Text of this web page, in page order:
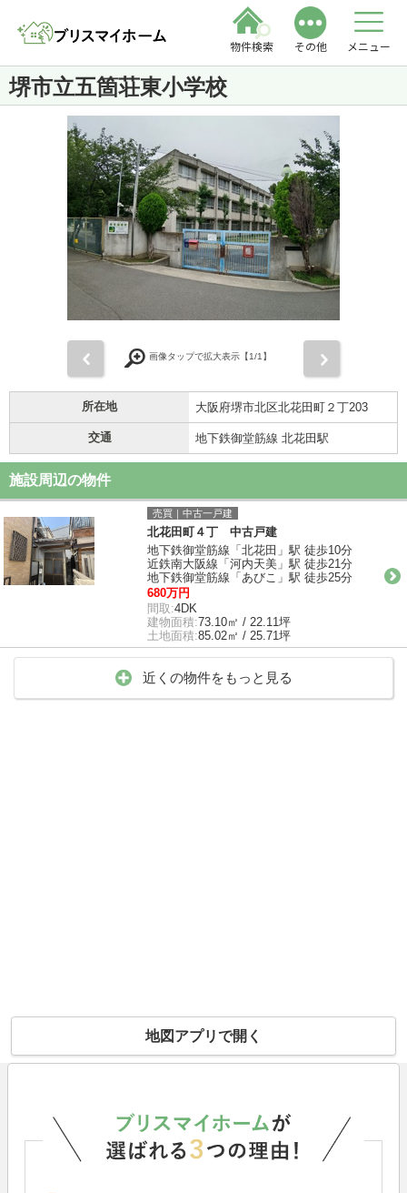
物件検索 その他 メニュー
堺市立五箇荘東小学校
画像タップで拡大表示【1/1】
所在地 大阪府堺市北区北花田町２丁203
交通 地下鉄御堂筋線 北花田駅
施設周辺の物件
売買｜中古一戸建
北花田町４丁 中古戸建
地下鉄御堂筋線「北花田」駅 徒歩10分
近鉄南大阪線「河内天美」駅 徒歩21分
地下鉄御堂筋線「あびこ」駅 徒歩25分
680万円
間取:4DK
建物面積:73.10㎡ / 22.11坪
土地面積:85.02㎡ / 25.71坪
近くの物件をもっと見る
地図アプリで開く